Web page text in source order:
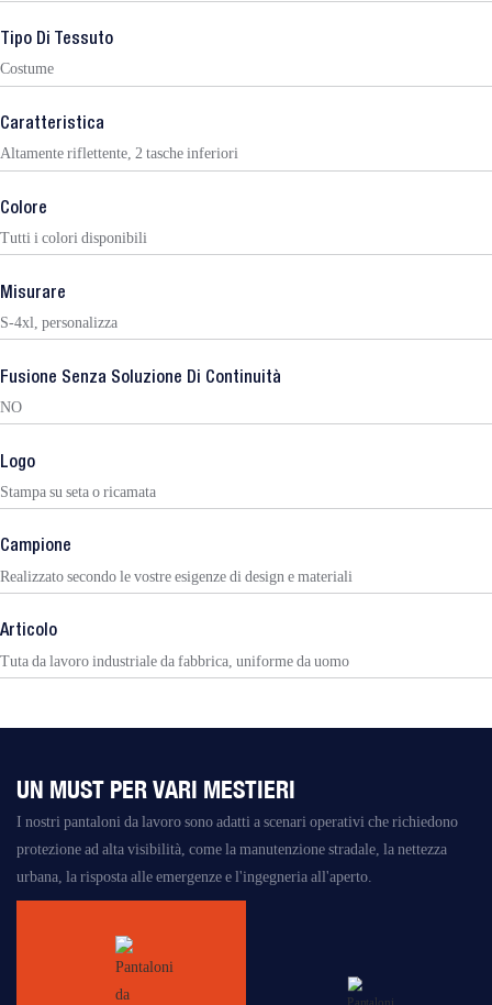
Tipo Di Tessuto
Costume
Caratteristica
Altamente riflettente, 2 tasche inferiori
Colore
Tutti i colori disponibili
Misurare
S-4xl, personalizza
Fusione Senza Soluzione Di Continuità
NO
Logo
Stampa su seta o ricamata
Campione
Realizzato secondo le vostre esigenze di design e materiali
Articolo
Tuta da lavoro industriale da fabbrica, uniforme da uomo
UN MUST PER VARI MESTIERI
I nostri pantaloni da lavoro sono adatti a scenari operativi che richiedono
protezione ad alta visibilità, come la manutenzione stradale, la nettezza
urbana, la risposta alle emergenze e l'ingegneria all'aperto.